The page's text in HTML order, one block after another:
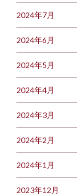
2024年7月
2024年6月
2024年5月
2024年4月
2024年3月
2024年2月
2024年1月
2023年12月